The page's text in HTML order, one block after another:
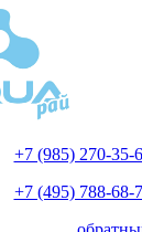
+7 (985) 270-35-
+7 (495) 788-68-